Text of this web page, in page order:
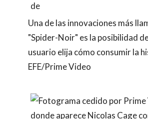
Una de las innovaciones más
"Spider-Noir" es la posibilidad
usuario elija cómo consumir la
EFE/Prime Video